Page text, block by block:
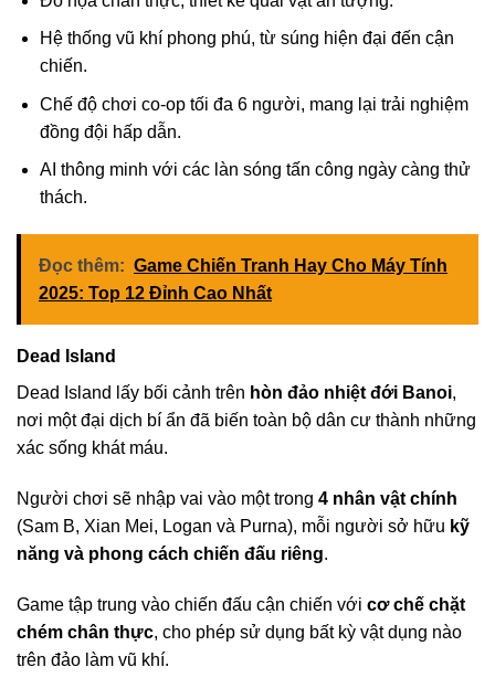
Hệ thống vũ khí phong phú, từ súng hiện đại đến cận
chiến.
Chế độ chơi co-op tối đa 6 người, mang lại trải nghiệm
đồng đội hấp dẫn.
AI thông minh với các làn sóng tấn công ngày càng thử
thách.
Đọc thêm: Game Chiến Tranh Hay Cho Máy Tính
2025: Top 12 Đỉnh Cao Nhất
Dead Island
Dead Island lấy bối cảnh trên hòn đảo nhiệt đới Banoi,
nơi một đại dịch bí ẩn đã biến toàn bộ dân cư thành những
xác sống khát máu.
Người chơi sẽ nhập vai vào một trong 4 nhân vật chính
(Sam B, Xian Mei, Logan và Purna), mỗi người sở hữu kỹ
năng và phong cách chiến đấu riêng.
Game tập trung vào chiến đấu cận chiến với cơ chế chặt
chém chân thực, cho phép sử dụng bất kỳ vật dụng nào
trên đảo làm vũ khí.